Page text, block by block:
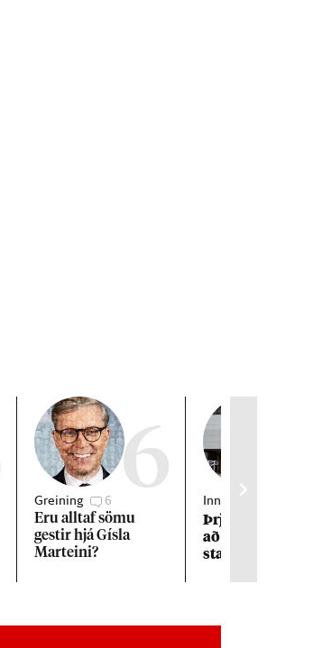
6
Greining 6
Eru alltaf sömu
gest­ir hjá Gísla
Marteini?
Innlent
Þrjár kon­ur
að und­an
starfs­manns